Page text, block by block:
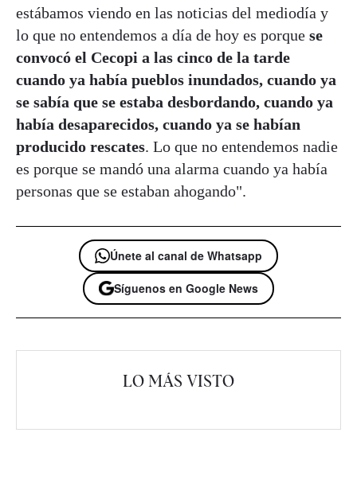
estábamos viendo en las noticias del mediodía y
lo que no entendemos a día de hoy es porque se
convocó el Cecopi a las cinco de la tarde
cuando ya había pueblos inundados, cuando ya
se sabía que se estaba desbordando, cuando ya
había desaparecidos, cuando ya se habían
producido rescates. Lo que no entendemos nadie
es porque se mandó una alarma cuando ya había
personas que se estaban ahogando".
Únete al canal de Whatsapp
Síguenos en Google News
LO MÁS VISTO